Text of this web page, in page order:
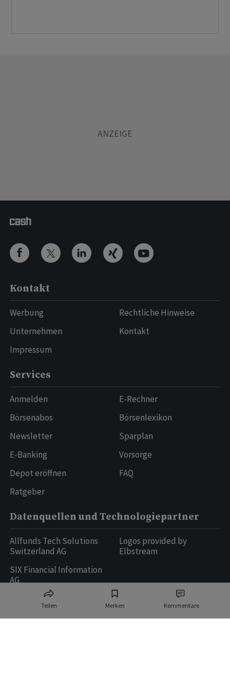
Teilen Merken Kommentare
Kontakt
Werbung
Unternehmen
Impressum
Rechtliche Hinweise
Kontakt
Services
Anmelden
Börsenabos
Newsletter
E-Banking
Depot eröffnen
Ratgeber
E-Rechner
Börsenlexikon
Sparplan
Vorsorge
FAQ
Datenquellen und Technologiepartner
Allfunds Tech Solutions
Switzerland AG
SIX Financial Information
AG
Logos provided by
Elbstream
Ringier AG | Ringier Medien Schweiz